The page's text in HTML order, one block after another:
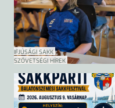
IFJÚSÁGI SAKK
SZÖVETSÉGI HÍREK